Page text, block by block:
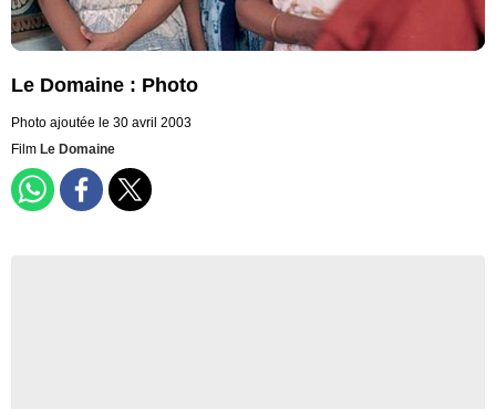
Le Domaine : Photo
Photo ajoutée le 30 avril 2003
Film Le Domaine